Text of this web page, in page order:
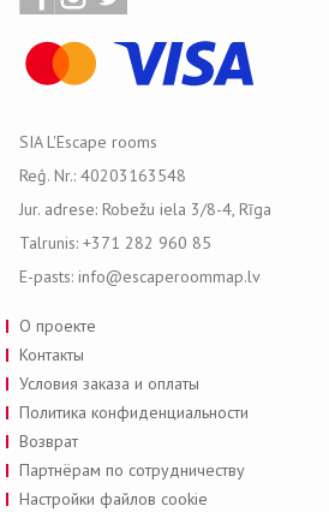
SIA L'Escape rooms
Reģ. Nr.: 40203163548
Jur. adrese: Robežu iela 3/8-4, Rīga
Talrunis: +371 282 960 85
E-pasts: info@escaperoommap.lv
О проекте
Контакты
Условия заказа и оплаты
Политика конфиденциальности
Возврат
Партнёрам по сотрудничеству
Настройки файлов cookie